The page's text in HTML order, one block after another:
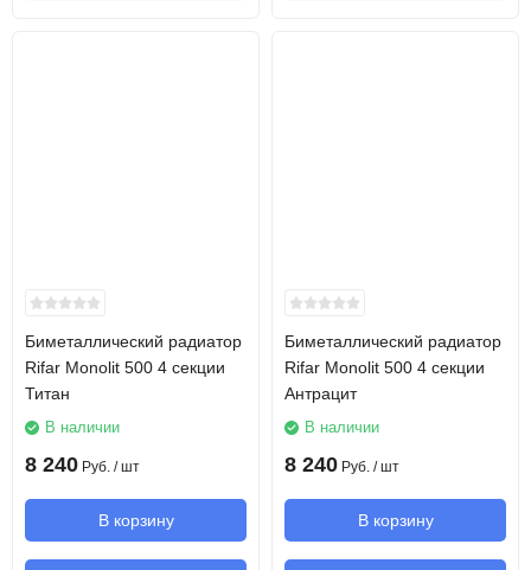
Биметаллический радиатор
Rifar Monolit 500 4 секции
Титан
В наличии
8 240 Руб. / шт
В корзину
Биметаллический радиатор
Rifar Monolit 500 4 секции
Антрацит
В наличии
8 240 Руб. / шт
В корзину